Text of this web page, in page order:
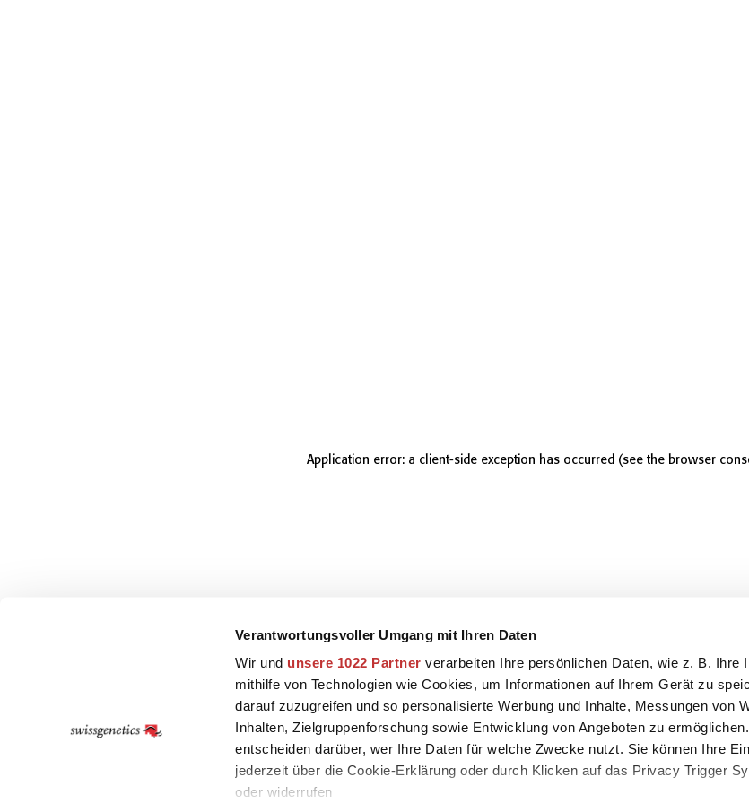
Verantwortungsvoller Umgang mit Ihren Daten
Wir und unsere 1022 Partner verarbeiten Ihre persönlichen Daten, wie z. B. Ihre
mithilfe von Technologien wie Cookies, um Informationen auf Ihrem Gerät zu
darauf zuzugreifen und so personalisierte Werbung und Inhalte, Messungen von
Inhalten, Zielgruppenforschung sowie Entwicklung von Angeboten zu
entscheiden darüber, wer Ihre Daten für welche Zwecke nutzt. Sie können Ihre
jederzeit über die Cookie-Erklärung oder durch Klicken auf das Privacy Trigger
oder widerrufen
Application error: a client-side exception has occurred (see the browser